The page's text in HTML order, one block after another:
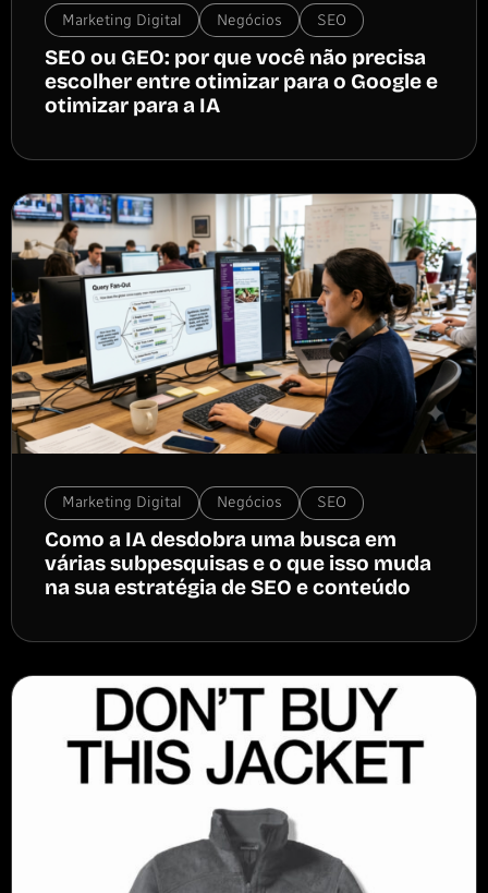
Marketing Digital Negócios SEO
SEO ou GEO: por que você não precisa
escolher entre otimizar para o Google e
otimizar para a IA
Marketing Digital Negócios SEO
Como a IA desdobra uma busca em
várias subpesquisas e o que isso muda
na sua estratégia de SEO e conteúdo